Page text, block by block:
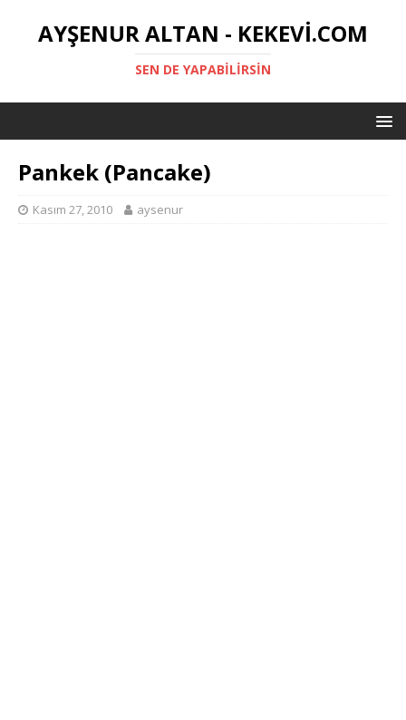
AYŞENUR ALTAN - KEKEVI.COM
SEN DE YAPABILIRSIN
Pankek (Pancake)
Kasım 27, 2010 aysenur